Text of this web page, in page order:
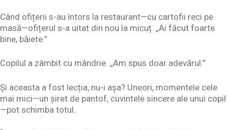
Când ofițerii s-au întors la restaurant—cu cartofii reci pe
masă—ofițerul s-a uitat din nou la micuț. „Ai făcut foarte
bine, băiete.”
Copilul a zâmbit cu mândrie. „Am spus doar adevărul.”
Și aceasta a fost lecția, nu-i așa? Uneori, momentele cele
mai mici—un șiret de pantof, cuvintele sincere ale unui copil
—pot schimba totul.